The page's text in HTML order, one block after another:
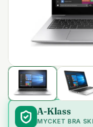
A-Klass
MYCKET BRA